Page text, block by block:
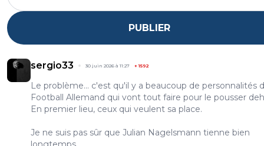
PUBLIER
sergio33 30 juin 2026 à 11:27 +1592
Le problème... c'est qu'il y a beaucoup de personnalités
Football Allemand qui vont tout faire pour le pousser
En premier lieu, ceux qui veulent sa place.
Je ne suis pas sûr que Julian Nagelsmann tienne bien